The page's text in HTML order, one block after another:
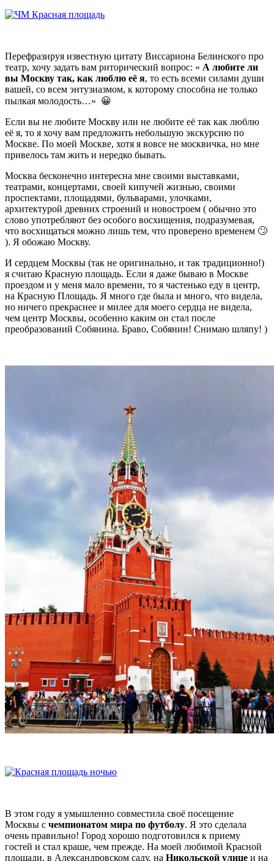
Перефразируя известную цитату Виссариона Белинского про
театр, хочу задать вам риторический вопрос: « А любите ли
вы Москву так, как люблю её я, то есть всеми силами души
вашей, со всем энтузиазмом, к которому способна не только
пылкая молодость…» 😀
Если вы не любите Москву или не любите её так как люблю
её я, то я хочу вам предложить небольшую экскурсию по
Москве. По моей Москве, хотя я вовсе не москвичка, но мне
привелось там жить и нередко бывать.
Москва бесконечно интересна мне своими выставками,
театрами, концертами, своей кипучей жизнью, своими
проспектами, площадями, бульварами, улочками,
архитектурой древних строений и новостроем ( обычно это
слово употребляют без особого восхищения, подразумевая,
что восхищаться можно лишь тем, что проверено временем 🙄
). Я обожаю Москву.
И сердцем Москвы (так не оригинально, и так традиционно!)
я считаю Красную площадь. Если я даже бываю в Москве
проездом и у меня мало времени, то я частенько еду в центр,
на Красную Площадь. Я много где была и много, что видела,
но ничего прекраснее и милее для моего сердца не видела,
чем центр Москвы, особенно каким он стал после
преобразований Собянина. Браво, Собянин! Снимаю шляпу! )
В этом году я умышленно совместила своё посещение
Москвы с чемпионатом мира по футболу. Я это сделала
очень правильно! Город хорошо подготовился к приему
гостей и стал краше, чем прежде. На моей любимой Красной
площади, в Александровском саду, на Никольской улице и на